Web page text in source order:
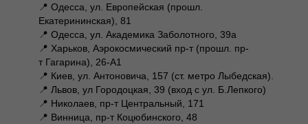
📍 Одесса, ул. Европейская (прошл.
Екатерининская), 81
📍 Одесса, ул. Академика Заболотного, 39а
📍 Харьков, Аэрокосмический пр-т (прошл. пр-
т Гагарина), 26-А1
📍 Киев, ул. Антоновича, 157 (ст. метро Лыбедская).
📍 Львов, ул Городоцкая, 39 (вход с ул. Б.Лепкого)
📍 Николаев, пр-т Центральный, 171
📍 Винница, пр-т Коцюбинского, 48